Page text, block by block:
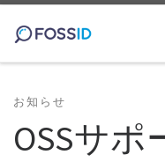
コンテンツへスキップ
お知らせ
OSSサポ